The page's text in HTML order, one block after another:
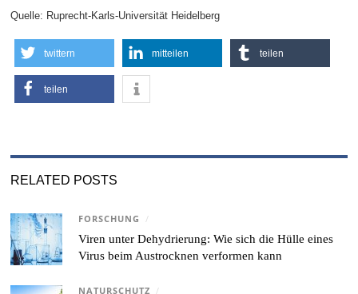
Quelle: Ruprecht-Karls-Universität Heidelberg
twittern mitteilen teilen
teilen
RELATED POSTS
FORSCHUNG /
Viren unter Dehydrierung: Wie sich die Hülle eines
Virus beim Austrocknen verformen kann
NATURSCHUTZ /